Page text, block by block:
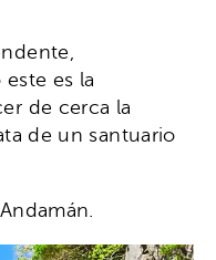
es la
de cerca la
de un santuario